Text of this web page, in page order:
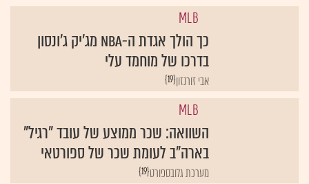
MLB
כך הולך אגדת ה-NBA מג'יק ג'ונסון
בדרכו של מוחמד עלי
{19}אבי זורנזון
MLB
השוואה: שכר ממוצע של עובד "רגיל"
בארה"ב לעומת שכר של ספורטאי
{19}מערכת גלובספורט